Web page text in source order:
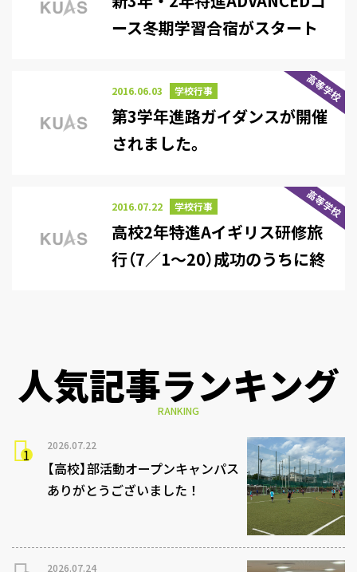
ース冬期学習合宿がスタート
高等学校
2016.06.03 学校行事
第3学年進路ガイダンスが開催
されました。
高等学校
2016.07.22 学校行事
高校2年特進Aイギリス研修旅
行（7／1～20）成功のうちに終
人気記事ランキング
RANKING
2026.07.22
【高校】部活動オープンキャンパス
ありがとうございました！
2026.07.24